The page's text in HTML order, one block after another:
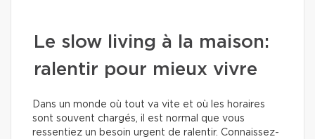
Le slow living à la maison:
ralentir pour mieux vivre
Dans un monde où tout va vite et où les horaires
sont souvent chargés, il est normal que vous
ressentiez un besoin urgent de ralentir. Connaissez-